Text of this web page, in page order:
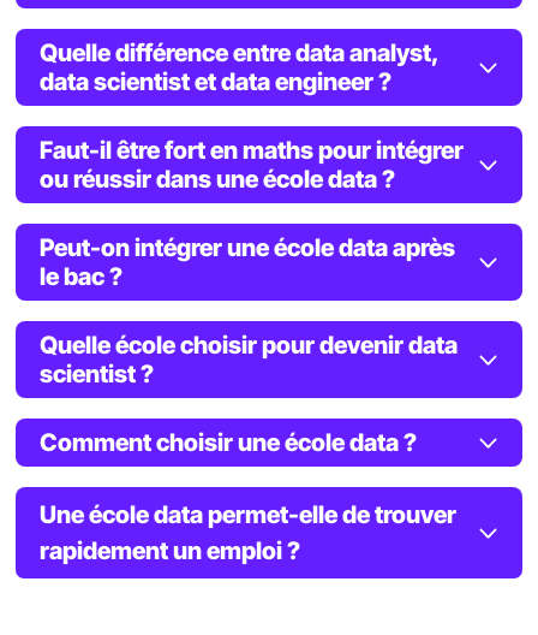
Quelle différence entre data analyst,
data scientist et data engineer ?
Faut-il être fort en maths pour intégrer
ou réussir dans une école data ?
Peut-on intégrer une école data après
le bac ?
Quelle école choisir pour devenir data
scientist ?
Comment choisir une école data ?
Une école data permet-elle de trouver
rapidement un emploi ?